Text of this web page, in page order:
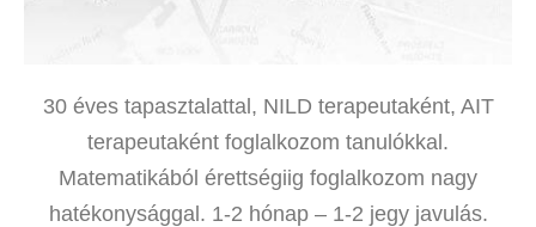
30 éves tapasztalattal, NILD terapeutaként, AIT
terapeutaként foglalkozom tanulókkal.
Matematikából érettségiig foglalkozom nagy
hatékonysággal. 1-2 hónap – 1-2 jegy javulás.